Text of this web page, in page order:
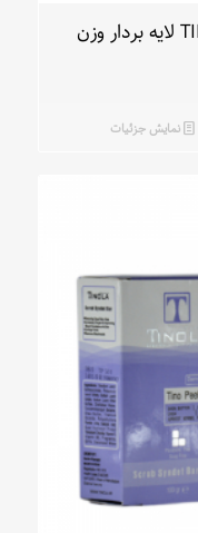
پن لایه بردار تینولا مدل TINOPEEL لایه بردار وزن
نمایش جزئیات